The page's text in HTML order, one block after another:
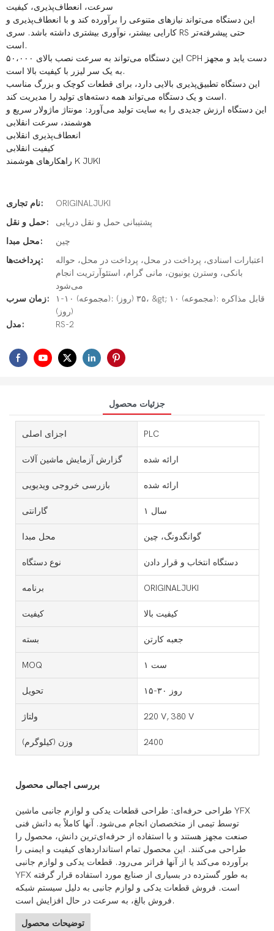
سرعت، انعطاف‌پذیری، کیفیت
این دستگاه می‌تواند نیازهای متنوعی را برآورده کند و با انعطاف‌پذیری و
کارایی بیشتر، نوآوری بیشتری داشته باشد. سری RS حتی پیشرفته‌تر
است.
این دستگاه می‌تواند به سرعت نصب بالای ۵۰،۰۰۰ CPH دست یابد و مجهز
به یک سر لیزر با کیفیت بالا است.
این دستگاه تطبیق‌پذیری بالایی دارد، برای قطعات کوچک و بزرگ مناسب
است و یک دستگاه می‌تواند همه دسته‌های تولید را مدیریت کند.
این دستگاه ارزش جدیدی را به سایت تولید می‌آورد: مونتاژ ماژولار سریع و
هوشمند، سرعت انقلابی
انعطاف‌پذیری انقلابی
کیفیت انقلابی
راهکارهای هوشمند K JUKI
نام تجاری:
ORIGINALJUKI
حمل و نقل:
پشتیبانی حمل و نقل دریایی
محل مبدا:
چین
پرداخت‌ها:
اعتبارات اسنادی، پرداخت در محل، پرداخت در محل، حواله
بانکی، وسترن یونیون، مانی گرام، استئوآرتریت انجام
می‌شود
زمان سرب:
۱-۱۰ (مجموعه): ۳۵ (روز)، &gt; ۱۰ (مجموعه): قابل مذاکره
(روز)
مدل:
RS-2
جزئیات محصول
اجزای اصلی PLC
گزارش آزمایش ماشین آلات ارائه شده
بازرسی خروجی ویدیویی ارائه شده
گارانتی ۱ سال
محل مبدا گوانگدونگ، چین
نوع دستگاه دستگاه انتخاب و قرار دادن
برنامه ORIGINALJUKI
کیفیت کیفیت بالا
بسته جعبه کارتن
MOQ ۱ ست
تحویل ۱۵-۳۰ روز
ولتاژ 220 V, 380 V
وزن (کیلوگرم) 2400
بررسی اجمالی محصول
طراحی حرفه‌ای: طراحی قطعات یدکی و لوازم جانبی ماشین YFX
توسط تیمی از متخصصان انجام می‌شود. آنها کاملاً به دانش فنی
صنعت مجهز هستند و با استفاده از حرفه‌ای‌ترین دانش، محصول را
طراحی می‌کنند. این محصول تمام استانداردهای کیفیت و ایمنی را
برآورده می‌کند یا از آنها فراتر می‌رود. قطعات یدکی و لوازم جانبی
YFX به طور گسترده در بسیاری از صنایع مورد استفاده قرار گرفته
است. فروش قطعات یدکی و لوازم جانبی به دلیل سیستم شبکه
فروش بالغ، به سرعت در حال افزایش است.
توضیحات محصول